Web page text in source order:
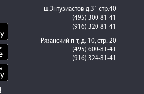
ш.Энтузиастов д.31 стр.40
(495) 300-81-41
(916) 320-81-41
Рязанский п-т, д. 10, стр. 20
(495) 600-81-41
(916) 324-81-41